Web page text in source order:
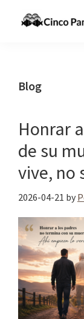
lateral
principal
Pescados
cumplir
la
Gran
Comisión
Blog
Honrar
de su
vive, no
2026-04-21 by